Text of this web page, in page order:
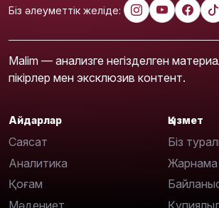
Біз әлеуметтік желіде:
Malim — анализге негізделген
пікірлер мен эксклюзив контент.
Айдарлар
Саясат
Аналитика
Қоғам
Мәдениет
Қызмет
Біз
Жарнама